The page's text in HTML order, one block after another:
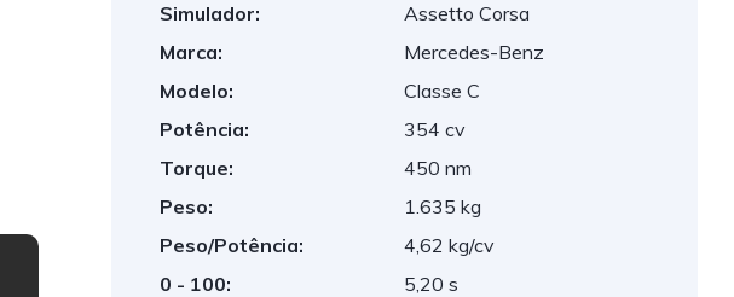
Simulador:
Assetto Corsa
Marca:
Mercedes-Benz
Modelo:
Classe C
Potência:
354 cv
Torque:
450 nm
Peso:
1.635 kg
Peso/Potência:
4,62 kg/cv
0 - 100:
5,20 s